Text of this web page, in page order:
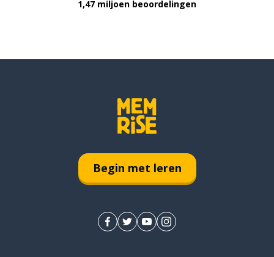
1,47 miljoen beoordelingen
Begin met leren